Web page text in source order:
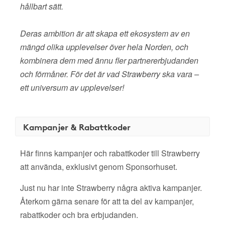
hållbart sätt.
Deras ambition är att skapa ett ekosystem av en
mängd olika upplevelser över hela Norden, och
kombinera dem med ännu fler partnererbjudanden
och förmåner. För det är vad Strawberry ska vara –
ett universum av upplevelser!
Kampanjer & Rabattkoder
Här finns kampanjer och rabattkoder till Strawberry
att använda, exklusivt genom Sponsorhuset.
Just nu har inte Strawberry några aktiva kampanjer.
Återkom gärna senare för att ta del av kampanjer,
rabattkoder och bra erbjudanden.